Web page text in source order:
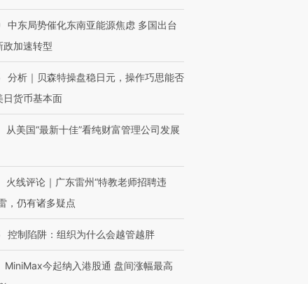
届链博
“链”接产
【特别呈现】寻找100种
有意思的生活方式·第三对
住三大增长引擎是什么？
中东局势催化东南亚能源焦虑 多国出台
政加速转型
分析｜贝森特操盘稳日元，操作巧思能否
日货币基本面
从美国“最新十佳”看纯财富管理公司发展
火线评论｜广东雷州“特教老师招聘违
，仍有诸多疑点
控制陷阱：组织为什么会越管越胖
MiniMax今起纳入港股通 盘间涨幅最高